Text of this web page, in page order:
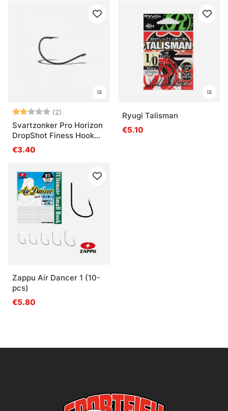
Bewertung:(2)
2.0 von 5 Sternen
Svartzonker Pro Horizon
DropShot Finess Hook
(10pcs)
€3.40
Ryugi Talisman
€5.10
Zappu Air Dancer 1 (10-
pcs)
€5.80